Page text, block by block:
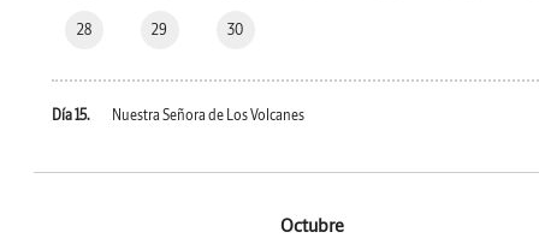
28 29 30
Día 15. Nuestra Señora de Los Volcanes
Octubre